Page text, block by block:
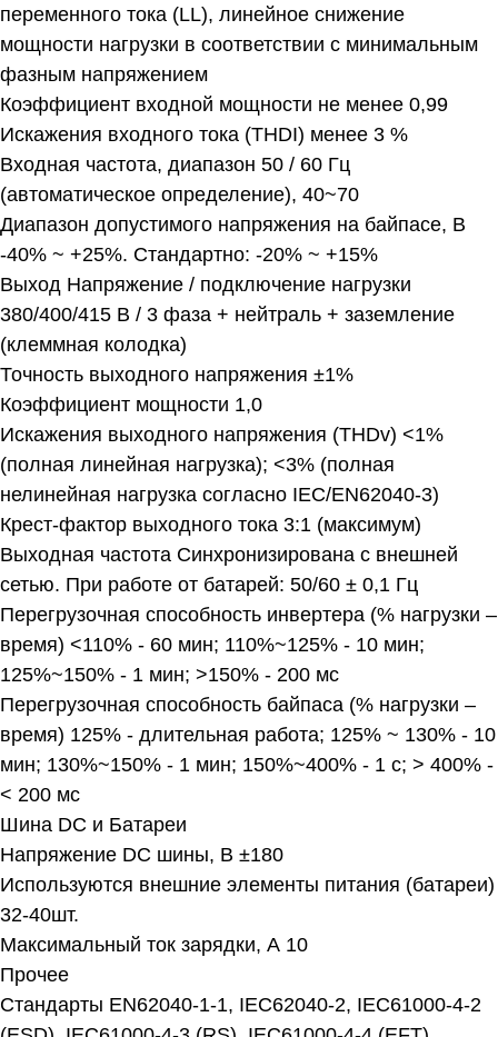
переменного тока (LL), линейное снижение
мощности нагрузки в соответствии с минимальным
фазным напряжением
Коэффициент входной мощности не менее 0,99
Искажения входного тока (THDI) менее 3 %
Входная частота, диапазон 50 / 60 Гц
(автоматическое определение), 40~70
Диапазон допустимого напряжения на байпасе, В
-40% ~ +25%. Стандартно: -20% ~ +15%
Выход Напряжение / подключение нагрузки
380/400/415 В / 3 фаза + нейтраль + заземление
(клеммная колодка)
Точность выходного напряжения ±1%
Коэффициент мощности 1,0
Искажения выходного напряжения (THDv) <1%
(полная линейная нагрузка); <3% (полная
нелинейная нагрузка согласно IEC/EN62040-3)
Крест-фактор выходного тока 3:1 (максимум)
Выходная частота Синхронизирована с внешней
сетью. При работе от батарей: 50/60 ± 0,1 Гц
Перегрузочная способность инвертера (% нагрузки –
время) <110% - 60 мин; 110%~125% - 10 мин;
125%~150% - 1 мин; >150% - 200 мс
Перегрузочная способность байпаса (% нагрузки –
время) 125% - длительная работа; 125% ~ 130% - 10
мин; 130%~150% - 1 мин; 150%~400% - 1 с; > 400% -
< 200 мс
Шина DC и Батареи
Напряжение DC шины, В ±180
Используются внешние элементы питания (батареи)
32-40шт.
Максимальный ток зарядки, А 10
Прочее
Стандарты EN62040-1-1, IEC62040-2, IEC61000-4-2